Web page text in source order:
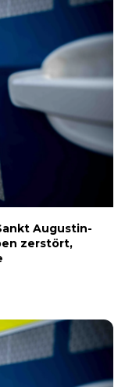
Augustin-
zerstört,